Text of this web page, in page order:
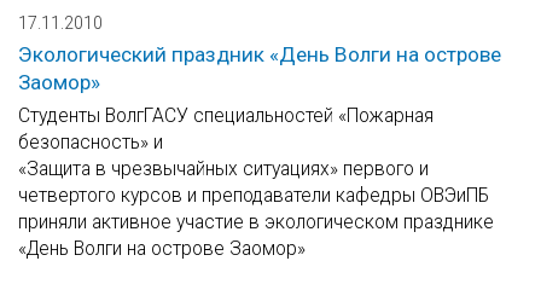
17.11.2010
Экологический праздник «День Волги на острове
Заомор»
Cтуденты ВолгГАСУ специальностей «Пожарная
безопасность» и
«Защита в чрезвычайных ситуациях» первого и
четвертого курсов и преподаватели кафедры ОВЭиПБ
приняли активное участие в экологическом празднике
«День Волги на острове Заомор»